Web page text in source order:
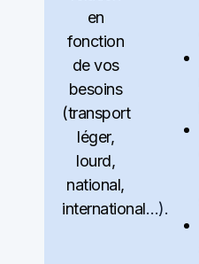
en
fonction
de vos
besoins
(transport
léger,
lourd,
national,
international…).